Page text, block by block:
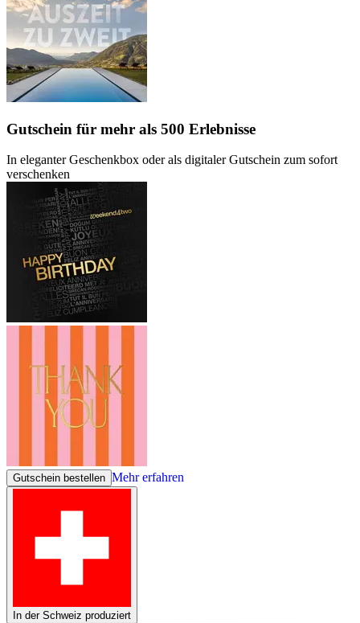
Gutschein für mehr als 500 Erlebnisse
In eleganter Geschenkbox oder als digitaler Gutschein zum sofort
verschenken
Gutschein bestellen Mehr erfahren
In der Schweiz produziert